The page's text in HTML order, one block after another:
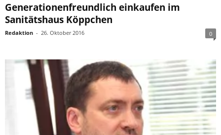
Generationenfreundlich einkaufen im
Sanitätshaus Köppchen
Redaktion - 26. Oktober 2016 0